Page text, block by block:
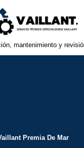
mantenimiento y
Premia De Mar